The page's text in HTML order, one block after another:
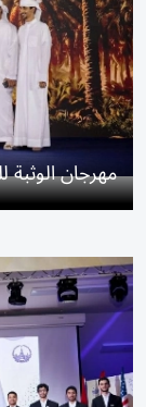
مهرجان الوثبة